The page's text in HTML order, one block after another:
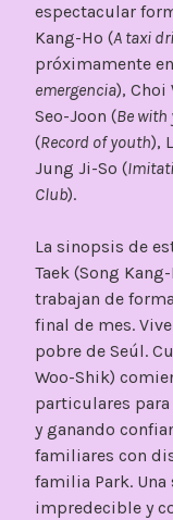
espectacular
Kang-Ho (A taxi
próximamente
emergencia), Choi
Seo-Joon (Be with
(Record of youth),
Jung Ji-So (
Club).
La sinopsis de
Taek (Song
trabajan de
final de mes.
pobre de Seúl.
Woo-Shik)
particulares
y ganando
familiares con
familia Park.
impredecible y